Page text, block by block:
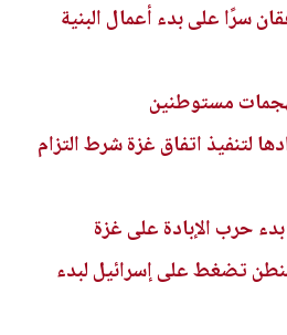
سرًا على بدء أعمال البنية
مستوطنين
لتنفيذ اتفاق غزة شرط التزام
تضغط على إسرائيل لبدء